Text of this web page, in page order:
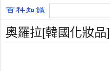
奧羅拉[韓國化妝品]